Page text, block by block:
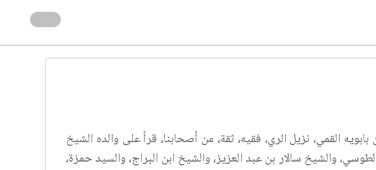
القمي، نزيل الري، فقيه، ثقة، من أصحابنا، قرأ على والده الشيخ
والشيخ سالار بن عبد العزيز، والشيخ ابن البراج، والسيد حمزة،